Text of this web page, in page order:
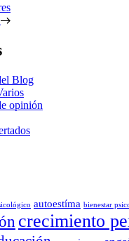
Blog
opinión
autoestíma bienestar
crecimiento